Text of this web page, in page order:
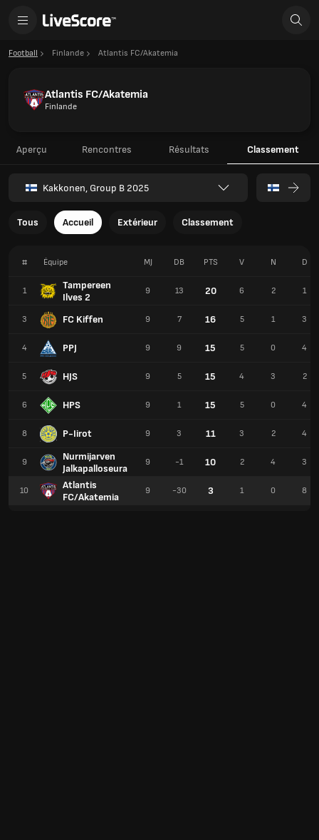
Football Finlande Atlantis FC/Akatemia
Atlantis FC/Akatemia
Finlande
Aperçu Rencontres Résultats Classement
Kakkonen, Group B 2025
Tous Accueil Extérieur Classement
# Équipe
1
Tampereen
Ilves 2
3 FC Kiffen
4 PPJ
5 HJS
6 HPS
8 P-Iirot
9
Nurmijarven
Jalkapalloseura
10
Atlantis
FC/Akatemia
MJ DB PTS V N D
9 13 20 6 2 1
9 7 16 5 1 3
9 9 15 5 0 4
9 5 15 4 3 2
9 1 15 5 0 4
9 3 11 3 2 4
9 -1 10 2 4 3
9 -30 3 1 0 8